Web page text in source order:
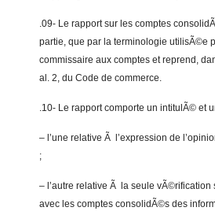
.09- Le rapport sur les comptes
partie, que par la terminologie utilisÃ©e
commissaire aux comptes et reprend,
al. 2, du Code de commerce.
.10- Le rapport comporte un intitulÃ© et
– l’une relative Ã l’expression de
;
– l’autre relative Ã la seule
avec les comptes consolidÃ©s des